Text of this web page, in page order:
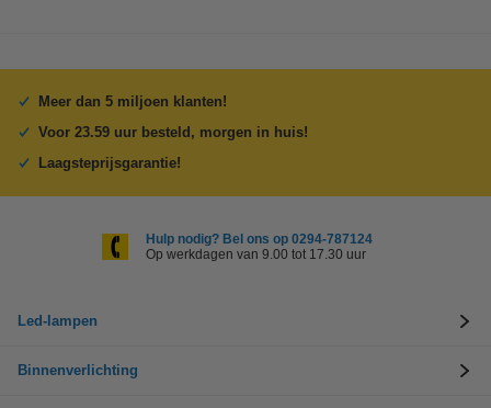
Meer dan 5 miljoen klanten!
Voor 23.59 uur besteld, morgen in huis!
Laagsteprijsgarantie!
Hulp nodig? Bel ons op 0294-787124
Op werkdagen van 9.00 tot 17.30 uur
Led-lampen
Binnenverlichting